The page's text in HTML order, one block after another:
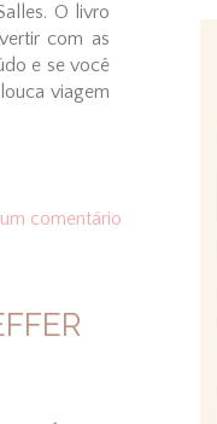
O livro
com as
e se você
viagem
comentário